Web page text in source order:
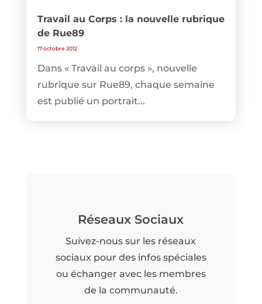
Travail au Corps : la nouvelle rubrique
de Rue89
17 octobre 2012
Dans « Travail au corps », nouvelle
rubrique sur Rue89, chaque semaine
est publié un portrait...
Réseaux Sociaux
Suivez-nous sur les réseaux
sociaux pour des infos spéciales
ou échanger avec les membres
de la communauté.